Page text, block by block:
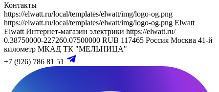
Контакты
https://elwatt.ru/local/templates/elwatt/img/logo-og.png
https://elwatt.ru/local/templates/elwatt/img/logo-og.png Elwatt
Elwatt Интернет-магазин электрики https://elwatt.ru/
0.38750000-227260.07500000 RUB 117465 Россия Москва 41-й
километр МКАД ТК "МЕЛЬНИЦА"
+7 (926) 786 81 51